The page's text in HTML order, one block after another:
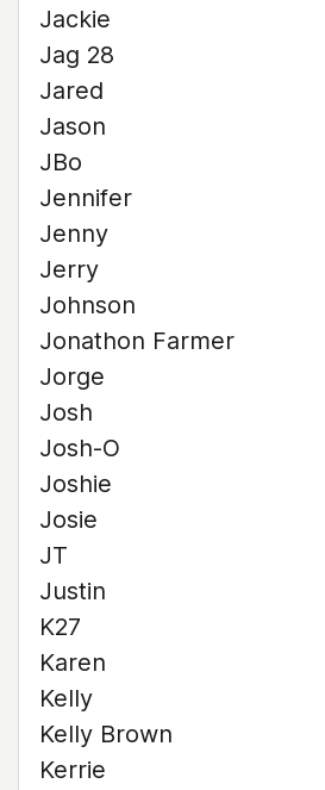
Jackie
Jag 28
Jared
Jason
JBo
Jennifer
Jenny
Jerry
Johnson
Jonathon Farmer
Jorge
Josh
Josh-O
Joshie
Josie
JT
Justin
K27
Karen
Kelly
Kelly Brown
Kerrie